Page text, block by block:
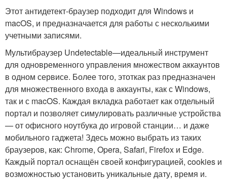
Этот антидетект-браузер подходит для Windows и
macOS, и предназначается для работы с несколькими
учетными записями.
Мультибраузер Undetectable—идеальный инструмент
для одновременного управления множеством аккаунтов
в одном сервисе. Более того, этоткак раз предназначен
для множественного входа в аккаунты, как с Windows,
так и с macOS. Каждая вкладка работает как отдельный
портал и позволяет симулировать различные устройства
— от офисного ноутбука до игровой станции… и даже
мобильного гаджета! Здесь можно выбрать из таких
браузеров, как: Chrome, Opera, Safari, Firefox и Edge.
Каждый портал оснащён своей конфигурацией, cookies и
возможностью установить уникальные дату, время и.